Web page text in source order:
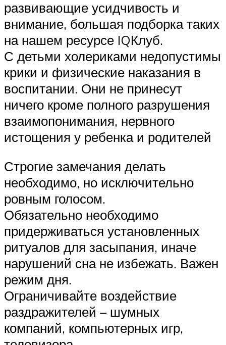
развивающие усидчивость и
внимание, большая подборка таких
на нашем ресурсе IQКлуб.
С детьми холериками недопустимы
крики и физические наказания в
воспитании. Они не принесут
ничего кроме полного разрушения
взаимопонимания, нервного
истощения у ребенка и родителей
Строгие замечания делать
необходимо, но исключительно
ровным голосом.
Обязательно необходимо
придерживаться установленных
ритуалов для засыпания, иначе
нарушений сна не избежать. Важен
режим дня.
Ограничивайте воздействие
раздражителей – шумных
компаний, компьютерных игр,